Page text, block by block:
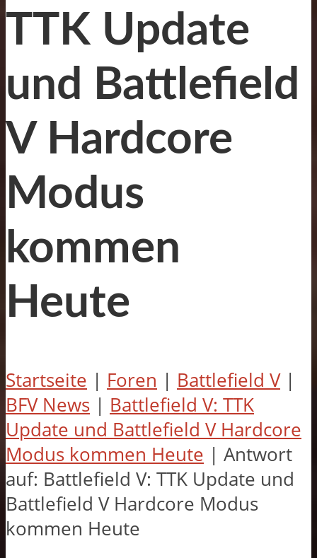
TTK Update
und Battlefield
V Hardcore
Modus
kommen
Heute
Startseite | Foren | Battlefield V |
BFV News | Battlefield V: TTK
Update und Battlefield V Hardcore
Modus kommen Heute | Antwort
auf: Battlefield V: TTK Update und
Battlefield V Hardcore Modus
kommen Heute